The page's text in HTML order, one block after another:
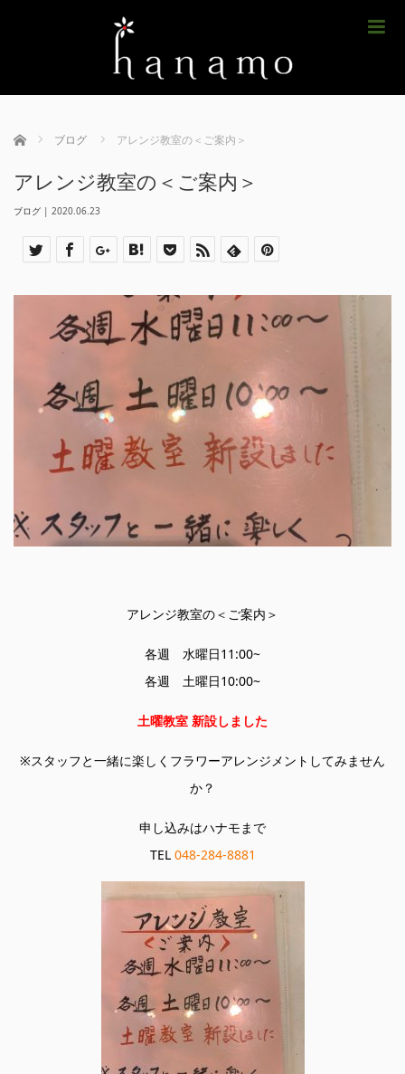
ホーム ブログ アレンジ教室の＜ご案内＞
アレンジ教室の＜ご案内＞
ブログ | 2020.06.23
アレンジ教室の＜ご案内＞
各週 水曜日11:00~
各週 土曜日10:00~
土曜教室 新設しました
※スタッフと一緒に楽しくフラワーアレンジメントしてみません
か？
申し込みはハナモまで
TEL 048-284-8881